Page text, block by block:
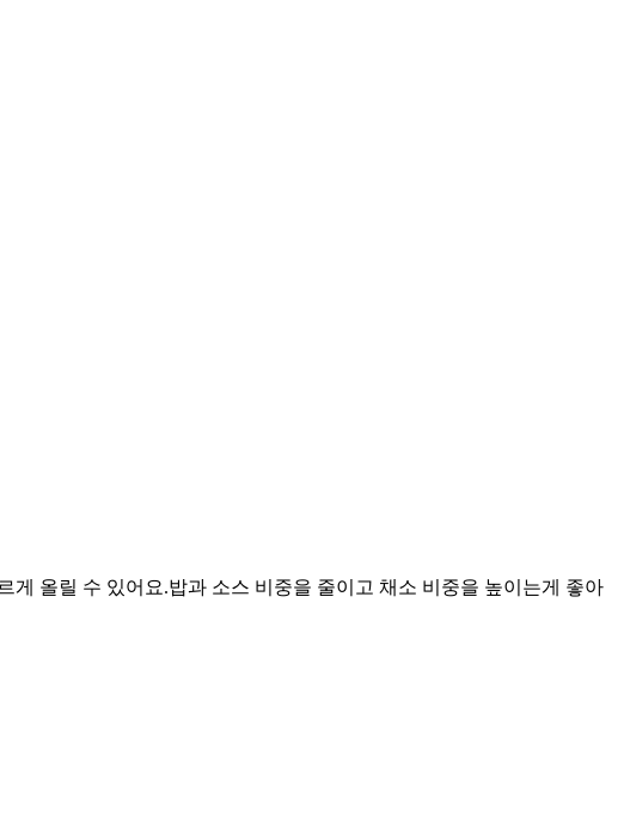
게 올릴 수 있어요.밥과 소스 비중을 줄이고 채소 비중을 높이는게 좋아